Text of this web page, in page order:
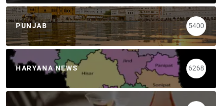
PUNJAB 5400
HARYANA NEWS 6268